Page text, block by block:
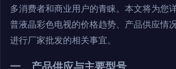
多消费者和商业用户的青睐。本文将为您
普液晶彩色电视的价格趋势、产品供应情
进行厂家批发的相关事宜。
一、产品供应与主要型号